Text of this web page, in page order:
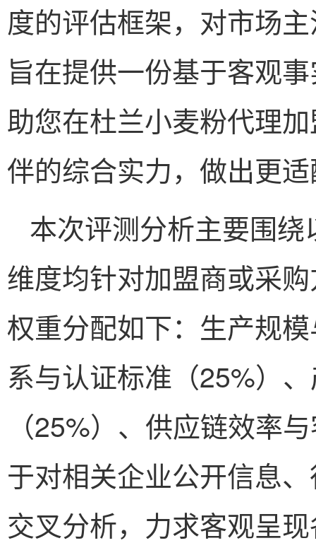
度的评估框架，对市场
旨在提供一份基于客观
助您在杜兰小麦粉代理
伴的综合实力，做出更
本次评测分析主要围
维度均针对加盟商或采
权重分配如下：生产规
系与认证标准（25%）
（25%）、供应链效率
于对相关企业公开信息
交叉分析，力求客观呈